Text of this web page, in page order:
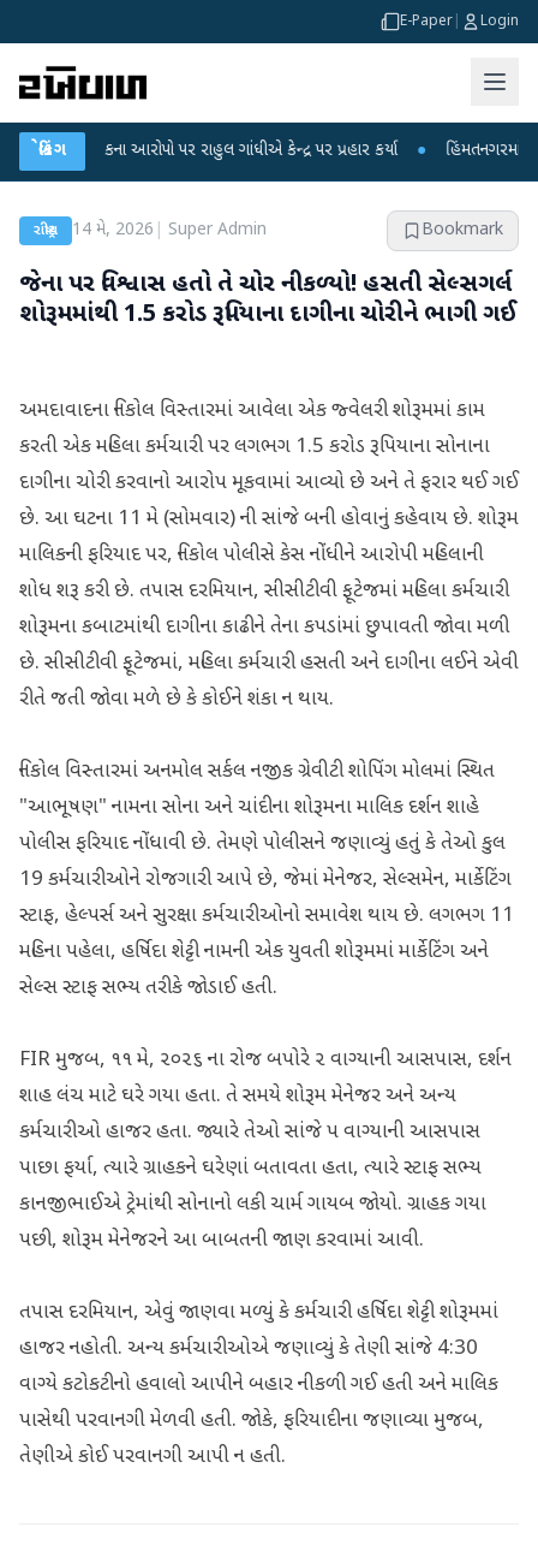
E-Paper Login
બ્રેકિંગ
લીકના આરોપો પર રાહુલ ગાંધીએ કેન્દ્ર પર પ્રહાર કર્યા ● હિંમતનગરમાં રહસ્યમય
રાષ્ટ્રીય 14 મે, 2026 Super Admin Bookmark
જેના પર વિશ્વાસ હતો તે ચોર નીકળ્યો! હસતી સેલ્સગર્લ
શોરૂમમાંથી 1.5 કરોડ રૂપિયાના દાગીના ચોરીને ભાગી ગઈ
અમદાવાદના નિકોલ વિસ્તારમાં આવેલા એક જ્વેલરી શોરૂમમાં કામ
કરતી એક મહિલા કર્મચારી પર લગભગ 1.5 કરોડ રૂપિયાના સોનાના
દાગીના ચોરી કરવાનો આરોપ મૂકવામાં આવ્યો છે અને તે ફરાર થઈ ગઈ
છે. આ ઘટના 11 મે (સોમવાર) ની સાંજે બની હોવાનું કહેવાય છે. શોરૂમ
માલિકની ફરિયાદ પર, નિકોલ પોલીસે કેસ નોંધીને આરોપી મહિલાની
શોધ શરૂ કરી છે. તપાસ દરમિયાન, સીસીટીવી ફૂટેજમાં મહિલા કર્મચારી
શોરૂમના કબાટમાંથી દાગીના કાઢીને તેના કપડાંમાં છુપાવતી જોવા મળી
છે. સીસીટીવી ફૂટેજમાં, મહિલા કર્મચારી હસતી અને દાગીના લઈને એવી
રીતે જતી જોવા મળે છે કે કોઈને શંકા ન થાય.
નિકોલ વિસ્તારમાં અનમોલ સર્કલ નજીક ગ્રેવીટી શોપિંગ મોલમાં સ્થિત
"આભૂષણ" નામના સોના અને ચાંદીના શોરૂમના માલિક દર્શન શાહે
પોલીસ ફરિયાદ નોંધાવી છે. તેમણે પોલીસને જણાવ્યું હતું કે તેઓ કુલ
19 કર્મચારીઓને રોજગારી આપે છે, જેમાં મેનેજર, સેલ્સમેન, માર્કેટિંગ
સ્ટાફ, હેલ્પર્સ અને સુરક્ષા કર્મચારીઓનો સમાવેશ થાય છે. લગભગ 11
મહિના પહેલા, હર્ષિદા શેટ્ટી નામની એક યુવતી શોરૂમમાં માર્કેટિંગ અને
સેલ્સ સ્ટાફ સભ્ય તરીકે જોડાઈ હતી.
FIR મુજબ, ૧૧ મે, ૨૦૨૬ ના રોજ બપોરે ૨ વાગ્યાની આસપાસ, દર્શન
શાહ લંચ માટે ઘરે ગયા હતા. તે સમયે શોરૂમ મેનેજર અને અન્ય
કર્મચારીઓ હાજર હતા. જ્યારે તેઓ સાંજે ૫ વાગ્યાની આસપાસ
પાછા ફર્યા, ત્યારે ગ્રાહકને ઘરેણાં બતાવતા હતા, ત્યારે સ્ટાફ સભ્ય
કાનજીભાઈએ ટ્રેમાંથી સોનાનો લકી ચાર્મ ગાયબ જોયો. ગ્રાહક ગયા
પછી, શોરૂમ મેનેજરને આ બાબતની જાણ કરવામાં આવી.
તપાસ દરમિયાન, એવું જાણવા મળ્યું કે કર્મચારી હર્ષિદા શેટ્ટી શોરૂમમાં
હાજર નહોતી. અન્ય કર્મચારીઓએ જણાવ્યું કે તેણી સાંજે 4:30
વાગ્યે કટોકટીનો હવાલો આપીને બહાર નીકળી ગઈ હતી અને માલિક
પાસેથી પરવાનગી મેળવી હતી. જોકે, ફરિયાદીના જણાવ્યા મુજબ,
તેણીએ કોઈ પરવાનગી આપી ન હતી.